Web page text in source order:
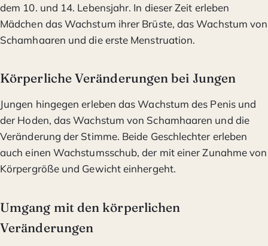
dem 10. und 14. Lebensjahr. In dieser Zeit erleben
Mädchen das Wachstum ihrer Brüste, das Wachstum von
Schamhaaren und die erste Menstruation.
Körperliche Veränderungen bei Jungen
Jungen hingegen erleben das Wachstum des Penis und
der Hoden, das Wachstum von Schamhaaren und die
Veränderung der Stimme. Beide Geschlechter erleben
auch einen Wachstumsschub, der mit einer Zunahme von
Körpergröße und Gewicht einhergeht.
Umgang mit den körperlichen
Veränderungen